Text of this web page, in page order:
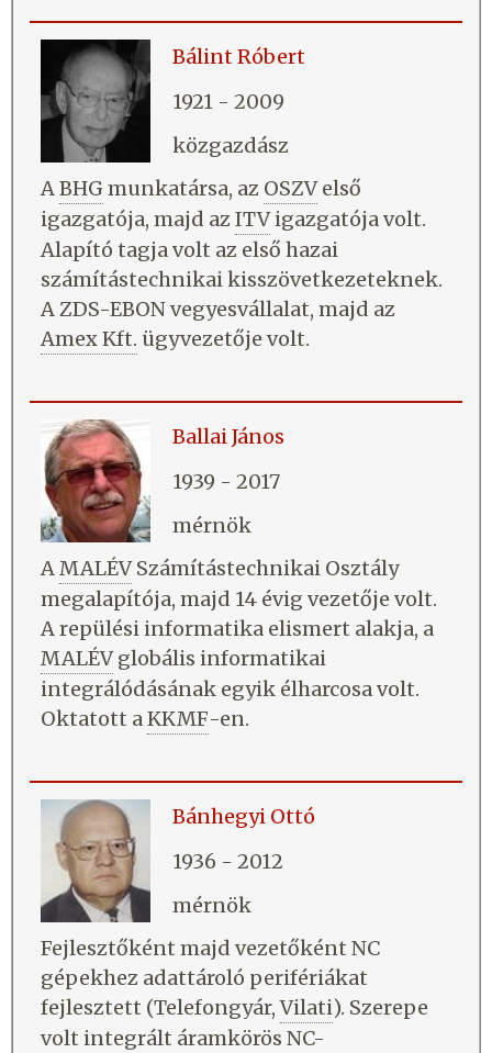
Bálint Róbert
1921 - 2009
közgazdász
ABHG munkatársa, az OSZVelső
igazgatója, majd az ITVigazgatója volt.
Alapító tagja volt az első hazai
számítástechnikai kisszövetkezeteknek.
A ZDS-EBON vegyesvállalat, majd az
Amex Kft. ügyvezetője volt.
Ballai János
1939 - 2017
mérnök
AMALÉVSzámítástechnikai Osztály
megalapítója, majd 14 évig vezetője volt.
A repülési informatika elismert alakja, a
MALÉVglobális informatikai
integrálódásának egyik élharcosa volt.
Oktatott aKKMF-en.
Bánhegyi Ottó
1936 - 2012
mérnök
Fejlesztőként majd vezetőként NC
gépekhez adattároló perifériákat
fejlesztett (Telefongyár,Vilati). Szerepe
volt integrált áramkörös NC-